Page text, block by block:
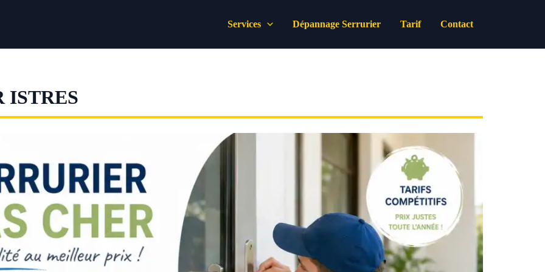
Services Dépannage Serrurier Tarif Contact
ISTRES